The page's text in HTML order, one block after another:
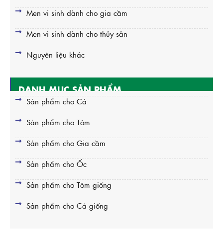
Men vi sinh dành cho gia cầm
Men vi sinh dành cho thủy sản
Nguyên liệu khác
DANH MỤC SẢN PHẨM
Sản phẩm cho Cá
Sản phẩm cho Tôm
Sản phẩm cho Gia cầm
Sản phẩm cho Ốc
Sản phẩm cho Tôm giống
Sản phẩm cho Cá giống